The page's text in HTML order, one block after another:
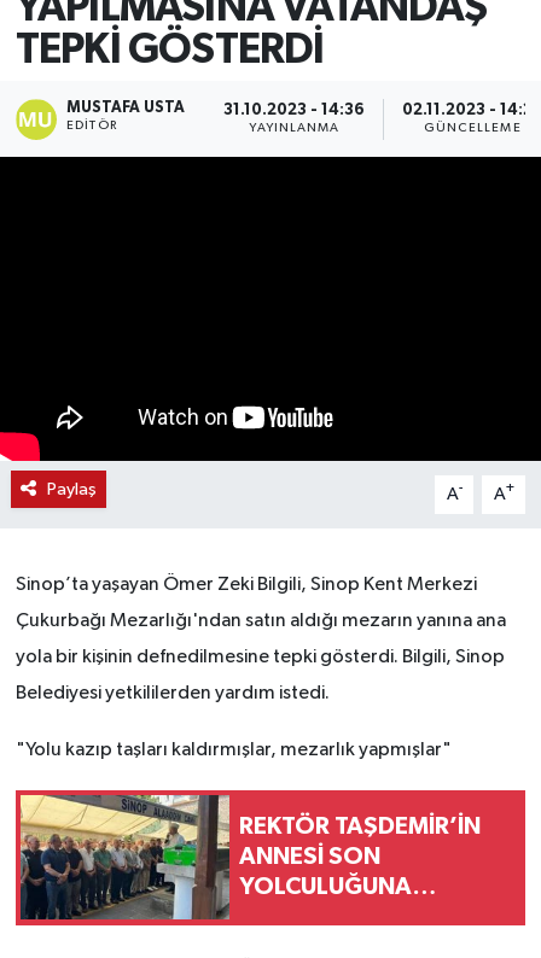
TEPKİ GÖSTERDİ
MUSTAFA USTA
EDITÖR
31.10.2023 - 14:36
YAYINLANMA
02.11.2023 -
GÜNCELLEME
Paylaş A- A+
Sinop’ta yaşayan Ömer Zeki Bilgili, Sinop Kent Merkezi
Çukurbağı Mezarlığı'ndan satın aldığı mezarın yanına ana
yola bir kişinin defnedilmesine tepki gösterdi. Bilgili, Sinop
Belediyesi yetkililerden yardım istedi.
"Yolu kazıp taşları kaldırmışlar, mezarlık yapmışlar"
REKTÖR TAŞDEMİR’İN
ANNESİ SON
YOLCULUĞUNA